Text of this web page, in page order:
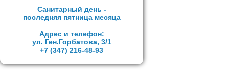
Санитарный день -
последняя пятница месяца
Адрес и телефон:
ул. Ген.Горбатова, 3/1
+7 (347) 216-48-93